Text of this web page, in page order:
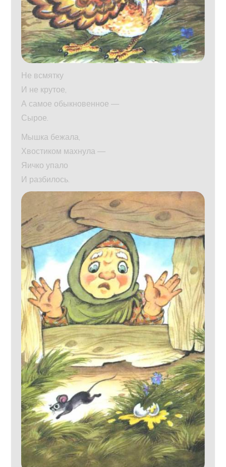
Не всмятку
И не крутое,
А самое обыкновенное —
Сырое.
Мышка бежала,
Хвостиком махнула —
Яичко упало
И разбилось.